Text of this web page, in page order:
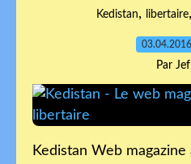
Kedistan, libertaire,
03.04.2016
Par
Kedistan Web